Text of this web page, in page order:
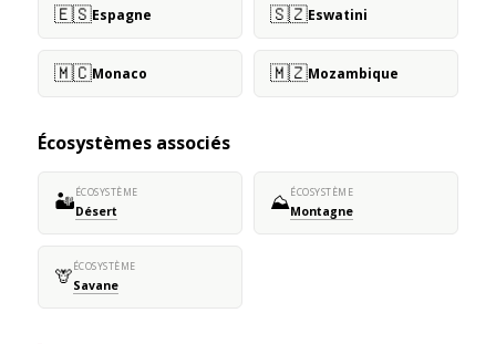
🇪🇸Espagne 🇸🇿Eswatini
🇲🇨Monaco 🇲🇿Mozambique
Écosystèmes associés
🏜️ÉCOSYSTÈME
Désert ⛰️ÉCOSYSTÈME
Montagne
🦒ÉCOSYSTÈME
Savane